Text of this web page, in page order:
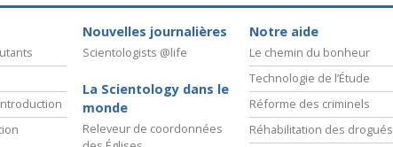
Nouvelles journalières
Scientologists @life
La Scientology dans le
monde
Releveur de coordonnées
Notre aide
Le chemin du bonheur
Technologie de l’Étude
Réforme des criminels
Réhabilitation des drogués